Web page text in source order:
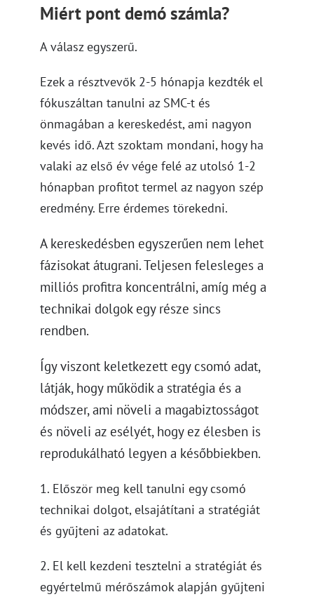
Miért pont demó számla?
A válasz egyszerű.
Ezek a résztvevők 2-5 hónapja kezdték el
fókuszáltan tanulni az SMC-t és
önmagában a kereskedést, ami nagyon
kevés idő. Azt szoktam mondani, hogy ha
valaki az első év vége felé az utolsó 1-2
hónapban profitot termel az nagyon szép
eredmény. Erre érdemes törekedni.
A kereskedésben egyszerűen nem lehet
fázisokat átugrani. Teljesen felesleges a
milliós profitra koncentrálni, amíg még a
technikai dolgok egy része sincs
rendben.
Így viszont keletkezett egy csomó adat,
látják, hogy működik a stratégia és a
módszer, ami növeli a magabiztosságot
és növeli az esélyét, hogy ez élesben is
reprodukálható legyen a későbbiekben.
1. Először meg kell tanulni egy csomó
technikai dolgot, elsajátítani a stratégiát
és gyűjteni az adatokat.
2. El kell kezdeni tesztelni a stratégiát és
egyértelmű mérőszámok alapján gyűjteni